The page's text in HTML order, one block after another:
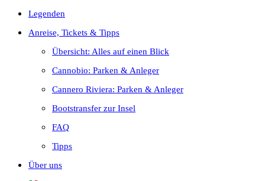
Legenden
Anreise, Tickets & Tipps
Übersicht: Alles auf einen Blick
Cannobio: Parken & Anleger
Cannero Riviera: Parken & Anleger
Bootstransfer zur Insel
FAQ
Tipps
Über uns